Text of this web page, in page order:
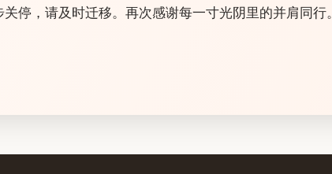
停，请及时迁移。再次感谢每一寸光阴里的并肩同行。